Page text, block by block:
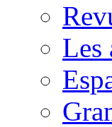
Les